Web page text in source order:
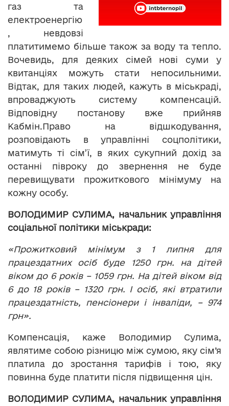
газ та
електроенергію
, невдовзі
платитимемо більше також за воду та тепло.
Вочевидь, для деяких сімей нові суми у
квитанціях можуть стати непосильними.
Відтак, для таких людей, кажуть в міськраді,
впроваджують систему компенсацій.
Відповідну постанову вже прийняв
Кабмін.Право на відшкодування,
розповідають в управлінні соцполітики,
матимуть ті сім’ї, в яких сукупний дохід за
останні півроку до звернення не буде
перевищувати прожиткового мінімуму на
кожну особу.
ВОЛОДИМИР СУЛИМА, начальник управління
соціальної політики міськради:
«Прожитковий мінімум з 1 липня для
працездатних осіб буде 1250 грн. на дітей
віком до 6 років – 1059 грн. На дітей віком від
6 до 18 років – 1320 грн. І осіб, які втратили
працездатність, пенсіонери і інваліди, – 974
грн».
Компенсація, каже Володимир Сулима,
являтиме собою різницю між сумою, яку сім’я
платила до зростання тарифів і тою, яку
повинна буде платити після підвищення цін.
ВОЛОДИМИР СУЛИМА, начальник управління